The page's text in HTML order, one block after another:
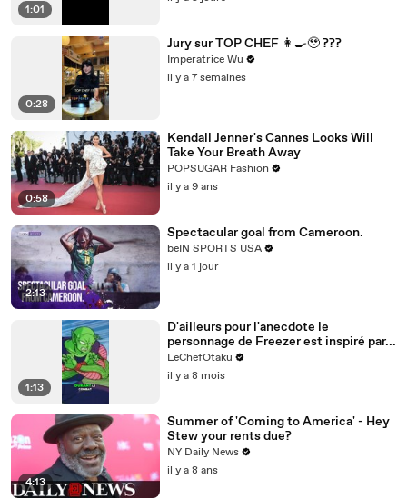
1:01
0:28
Jury sur TOP CHEF 👩‍🍳🥹 ???
Imperatrice Wu
il y a 7 semaines
0:58
Kendall Jenner's Cannes Looks Will
Take Your Breath Away
POPSUGAR Fashion
il y a 9 ans
2:13
Spectacular goal from Cameroon.
beIN SPORTS USA
il y a 1 jour
1:13
D'ailleurs pour l'anecdote le
personnage de Freezer est inspiré par...
LeChefOtaku
il y a 8 mois
4:13
Summer of 'Coming to America' - Hey
Stew your rents due?
NY Daily News
il y a 8 ans